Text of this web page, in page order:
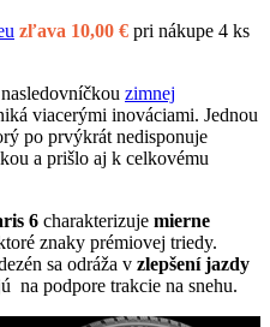
zľava 10,00 € pri nákupe 4 ks
zimnej
viacerými inováciami. Jednou
po prvýkrát nedisponuje
a prišlo aj k celkovému
6 charakterizuje mierne
znaky prémiovej triedy.
sa odráža v zlepšení jazdy
na podpore trakcie na snehu.